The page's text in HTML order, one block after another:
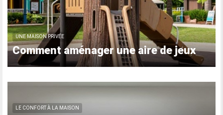
UNE MAISON PRIVÉE
Comment aménager une aire de jeux
LE CONFORT À LA MAISON